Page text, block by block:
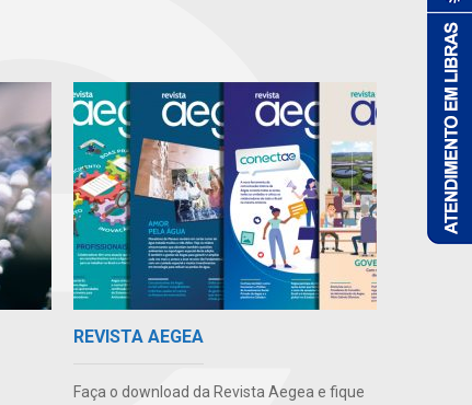
REVISTA AEGEA
Faça o download da Revista Aegea e fique